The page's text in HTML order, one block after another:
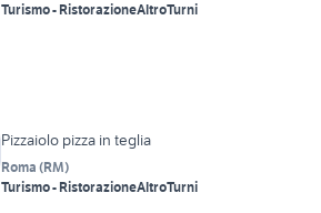
Turismo - RistorazioneAltroTurni
Pizzaiolo pizza in teglia
Roma (RM)
Turismo - RistorazioneAltroTurni